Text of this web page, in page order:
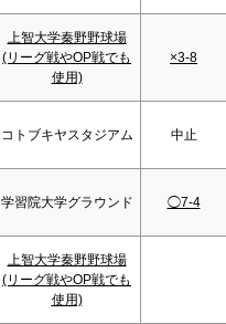
上智大学秦野野球場
(リーグ戦やOP戦でも
使用)
×3-8
コトブキヤスタジアム 中止
学習院大学グラウンド ◯7-4
上智大学秦野野球場
(リーグ戦やOP戦でも
使用)